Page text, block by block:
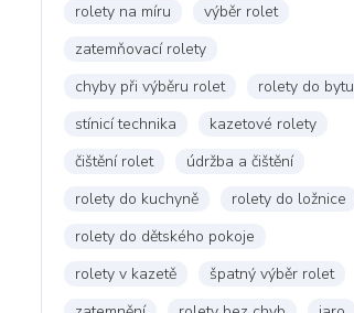
rolety na míru
výběr rolet
zatemňovací rolety
chyby při výběru rolet
rolety do bytu
stínicí technika
kazetové rolety
čištění rolet
údržba a čištění
rolety do kuchyně
rolety do ložnice
rolety do dětského pokoje
rolety v kazetě
špatný výběr rolet